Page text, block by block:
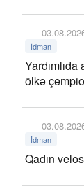
İdman
ölkə
İdman
Qadın